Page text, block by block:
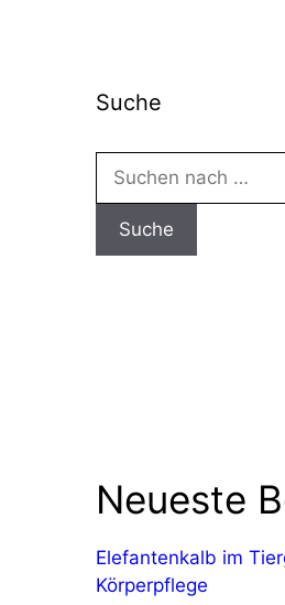
Suche
Neueste
Elefantenkalb im
Körperpflege